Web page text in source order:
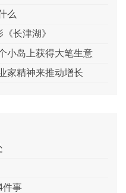
么
长津湖》
小岛上获得大笔生意
家精神来推动增长
件事